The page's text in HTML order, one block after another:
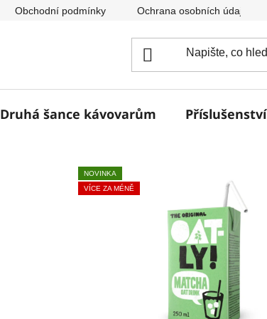
Obchodní podmínky Ochrana osobních údajů
Druhá šance kávovarům Příslušenství
NOVINKA
VÍCE ZA MÉNĚ